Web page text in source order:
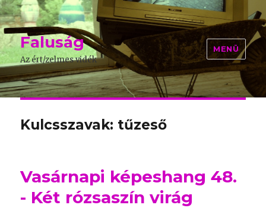
Faluság
Az ért/zelmes vidék
MENÜ
Kulcsszavak: tűzeső
Vasárnapi képeshang 48.
- Két rózsaszín virág